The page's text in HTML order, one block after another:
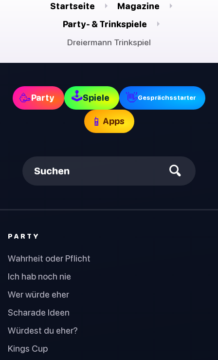
Startseite
Magazine
Party- & Trinkspiele
Dreiermann Trinkspiel
🥳Party 🕹Spiele 👋Gesprächsstarter
📱 Apps
Suchen
PARTY
Wahrheit oder Pflicht
Ich hab noch nie
Wer würde eher
Scharade Ideen
Würdest du eher?
Kings Cup